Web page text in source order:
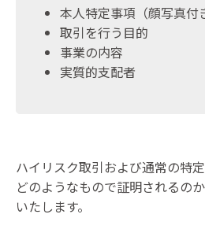
本人特定事項（顔写真付
取引を行う目的
事業の内容
実質的支配者
ハイリスク取引および通常の特
どのようなもので証明されるの
いたします。